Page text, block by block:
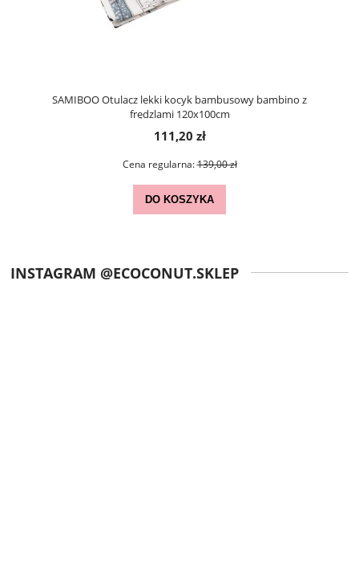
SAMIBOO Otulacz lekki kocyk bambusowy bambino z
frędzlami 120x100cm
111,20 zł
Cena regularna:139,00 zł
DO KOSZYKA
INSTAGRAM @ECOCONUT.SKLEP